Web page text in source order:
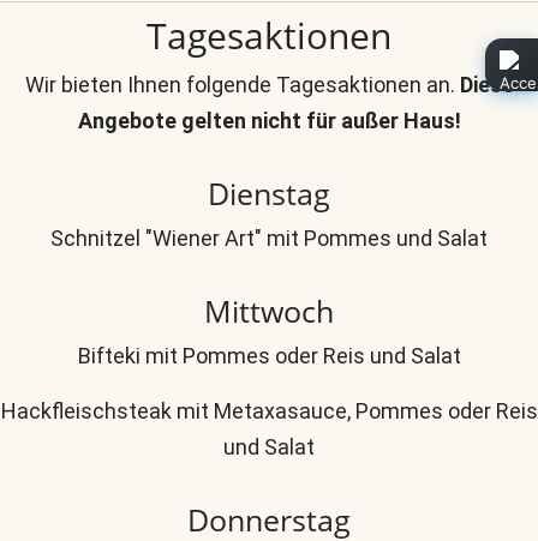
Tagesaktionen
Wir bieten Ihnen folgende Tagesaktionen an. Diese
Angebote gelten nicht für außer Haus!
Dienstag
Schnitzel "Wiener Art" mit Pommes und Salat
Mittwoch
Bifteki mit Pommes oder Reis und Salat
Hackfleischsteak mit Metaxasauce, Pommes oder Reis
und Salat
Donnerstag